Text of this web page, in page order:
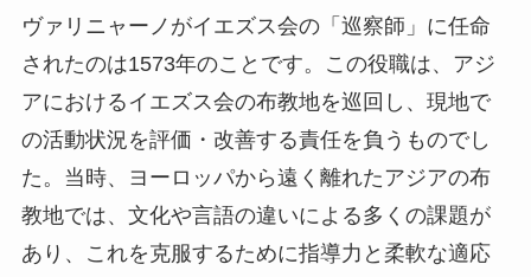
ヴァリニャーノがイエズス会の「巡察師」に任命
されたのは1573年のことです。この役職は、アジ
アにおけるイエズス会の布教地を巡回し、現地で
の活動状況を評価・改善する責任を負うものでし
た。当時、ヨーロッパから遠く離れたアジアの布
教地では、文化や言語の違いによる多くの課題が
あり、これを克服するために指導力と柔軟な適応